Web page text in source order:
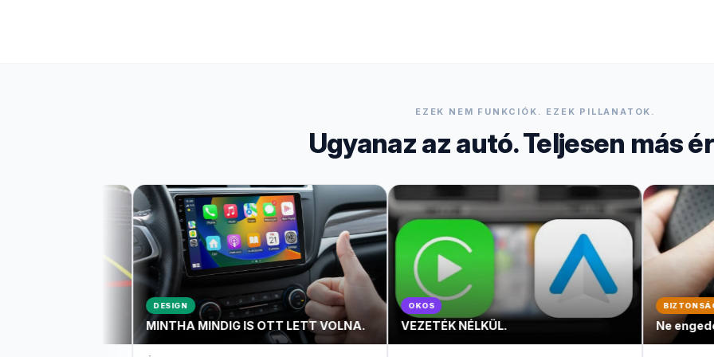
EZEK NEM FUNKCIÓK. EZEK PILLANATOK.
Ugyanaz az autó. Teljesen más
MINTHA MINDIG IS OTT LETT VOLNA.
OKOS
VEZETÉK NÉLKÜL.
BIZTONSÁG
Ne engedd el a kormányt.